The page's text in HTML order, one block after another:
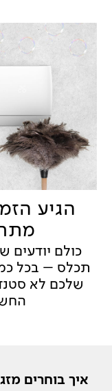
הגיע
כולם
תכלס – בכל
שלכם לא
איך בוחרים